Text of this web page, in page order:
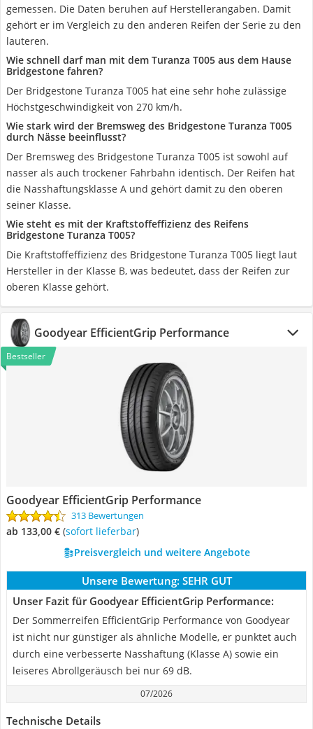
gemessen. Die Daten beruhen auf Herstellerangaben. Damit
gehört er im Vergleich zu den anderen Reifen der Serie zu den
lauteren.
Wie schnell darf man mit dem Turanza T005 aus dem Hause
Bridgestone fahren?
Der Bridgestone Turanza T005 hat eine sehr hohe zulässige
Höchstgeschwindigkeit von 270 km/h.
Wie stark wird der Bremsweg des Bridgestone Turanza T005
durch Nässe beeinflusst?
Der Bremsweg des Bridgestone Turanza T005 ist sowohl auf
nasser als auch trockener Fahrbahn identisch. Der Reifen hat
die Nasshaftungsklasse A und gehört damit zu den oberen
seiner Klasse.
Wie steht es mit der Kraftstoffeffizienz des Reifens
Bridgestone Turanza T005?
Die Kraftstoffeffizienz des Bridgestone Turanza T005 liegt laut
Hersteller in der Klasse B, was bedeutet, dass der Reifen zur
oberen Klasse gehört.
Goodyear EfficientGrip Performance
Bestseller
Goodyear EfficientGrip Performance
313 Bewertungen
ab 133,00 € ( Sofort lieferbar)
Preisvergleich und weitere Angebote
Unsere Bewertung: SEHR GUT
Unser Fazit für Goodyear EfficientGrip Performance:
Der Sommerreifen EfficientGrip Performance von Goodyear
ist nicht nur günstiger als ähnliche Modelle, er punktet auch
durch eine verbesserte Nasshaftung (Klasse A) sowie ein
leiseres Abrollgeräusch bei nur 69 dB.
07/2026
Technische Details